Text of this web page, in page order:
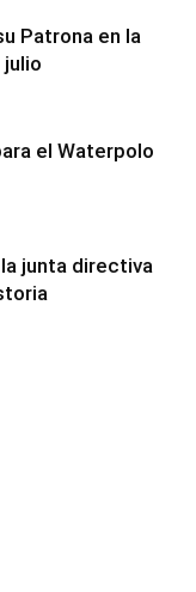
Patrona en la
el Waterpolo
junta directiva